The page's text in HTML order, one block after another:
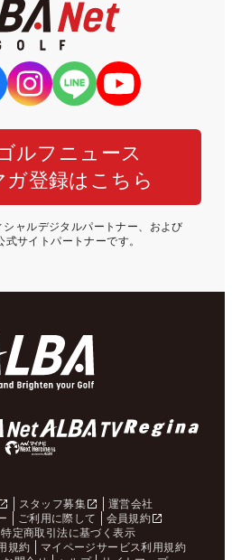
ルフニュース
ガ登録はこちら
ャルデジタルパートナー、および
式サイトパートナーです。
スタッフ募集
運営会社
ご利用に際して
会員規約
特定商取引法に基づく表示
規約
マイページサービス利用規約